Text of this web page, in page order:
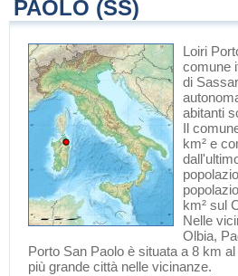
PAOLO (SS)
Loiri
comune
di
abitanti
Il
km² e
km² sul
Nelle
Olbia,
Porto San Paolo è situata a 8 km
più grande città nelle vicinanze.